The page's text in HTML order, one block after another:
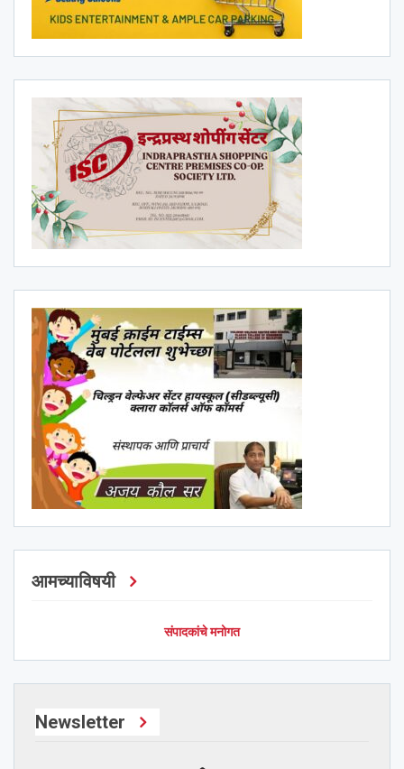
आमच्याविषयी
संपादकांचे मनोगत
Newsletter